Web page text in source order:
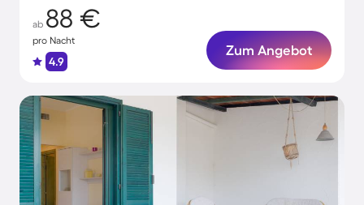
ab 88 €
pro Nacht
4.9
Zum Angebot